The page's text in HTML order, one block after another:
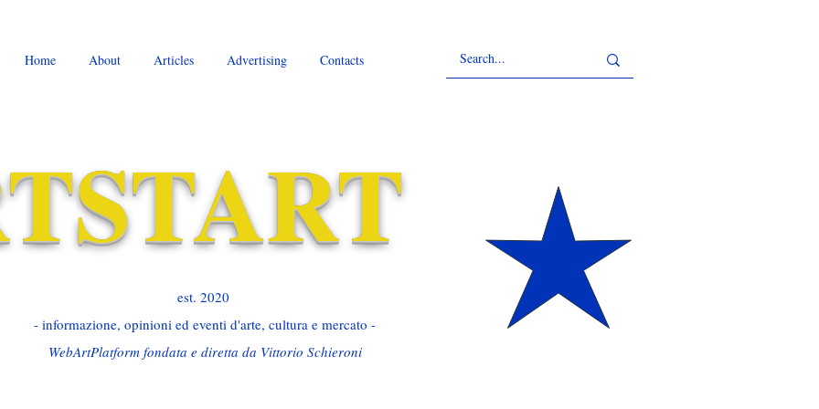
Home About Articles Advertising Contacts
est. 2020 ​
- informazione, opinioni ed eventi d'arte, cultura e mercato -
WebArtPlatform fondata e diretta da Vittorio Schieroni